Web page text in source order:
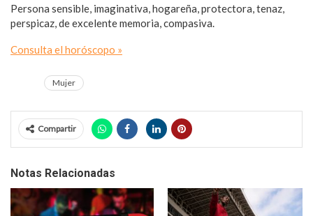
Persona sensible, imaginativa, hogareña, protectora, tenaz,
perspicaz, de excelente memoria, compasiva.
Consulta el horóscopo »
Mujer
Compartir
Notas Relacionadas